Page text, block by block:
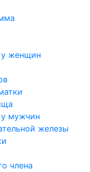
у женщин
мужчин
железы
члена